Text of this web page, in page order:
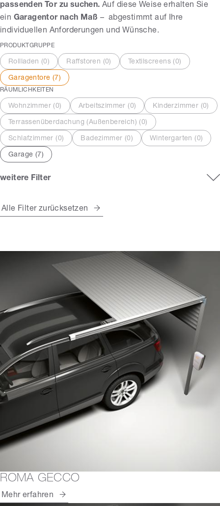
passenden Tor zu suchen. Auf diese Weise erhalten Sie
ein Garagentor nach Maß – abgestimmt auf Ihre
individuellen Anforderungen und Wünsche.
PRODUKTGRUPPE
Rollladen (0) Raffstoren (0) Textilscreens (0)
Garagentore (7)
RÄUMLICHKEITEN
Wohnzimmer (0) Arbeitszimmer (0) Kinderzimmer (0)
Terrassenüberdachung (Außenbereich) (0)
Schlafzimmer (0) Badezimmer (0) Wintergarten (0)
Garage ( 7)
weitere Filter
Alle Filter zurücksetzen
ROMA GECCO
Mehr erfahren